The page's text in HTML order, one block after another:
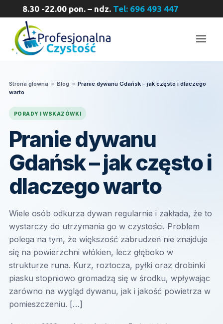
8.30 -22.00 pon. – ndz. Tel: 696 493 447
Strona główna » Blog » Pranie dywanu Gdańsk – jak często i dlaczego
warto
PORADY I WSKAZÓWKI
Pranie dywanu
Gdańsk – jak często i
dlaczego warto
Wiele osób odkurza dywan regularnie i zakłada, że to
wystarczy do utrzymania go w czystości. Problem
polega na tym, że większość zabrudzeń nie znajduje
się na powierzchni włókien, lecz głęboko w
strukturze runa. Kurz, roztocza, pyłki oraz drobinki
piasku stopniowo gromadzą się w środku, wpływając
zarówno na wygląd dywanu, jak i jakość powietrza w
pomieszczeniu. […]